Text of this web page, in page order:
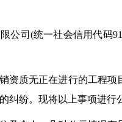
公司(统一社会信用代码
资质无正在进行的工程
纠纷。现将以上事项进行